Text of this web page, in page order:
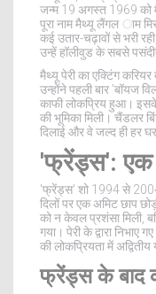
जन्म 19 अगस्त 1969 को
पूरा नाम मैथ्यू लैंगल ाम
कई उतार-चढ़ावों से भरी
उन्हें हॉलीवुड के सबसे
मैथ्यू पेरी का एक्टिंग
उन्होंने पहली बार 'बॉयज
काफी लोकप्रिय हुआ।
की भूमिका मिली। चैंडलर
दिलाई और वे जल्द ही हर
'फ्रेंड्स': एक
'फ्रेंड्स' शो 1994 से
दिलों पर एक अमिट छाप
को न केवल प्रशंसा मिली,
गया। पेरी के द्वारा निभाए
की लोकप्रियता में अद्वितीय
फ्रेंड्स के बाद